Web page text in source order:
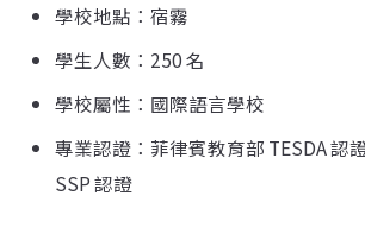
學校地點：宿霧
學生人數：250 名
學校屬性：國際語言學校
專業認證：菲律賓教育部 TESDA 認
SSP 認證